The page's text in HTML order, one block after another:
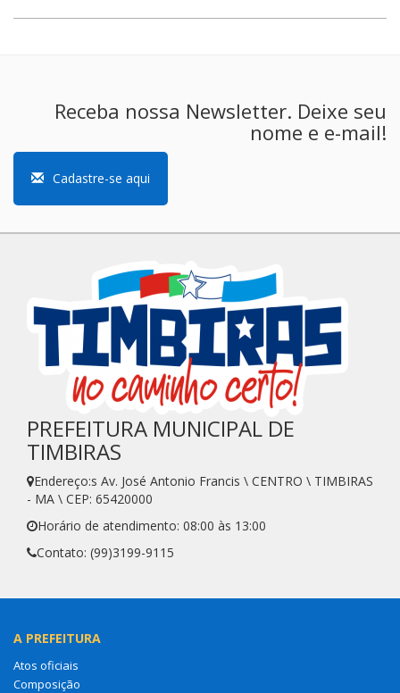
Receba nossa Newsletter. Deixe seu
nome e e-mail!
Cadastre-se aqui
PREFEITURA MUNICIPAL DE
TIMBIRAS
Endereço:s Av. José Antonio Francis \ CENTRO \ TIMBIRAS
- MA \ CEP: 65420000
Horário de atendimento: 08:00 às 13:00
Contato: (99)3199-9115
A PREFEITURA
Atos oficiais
Composição